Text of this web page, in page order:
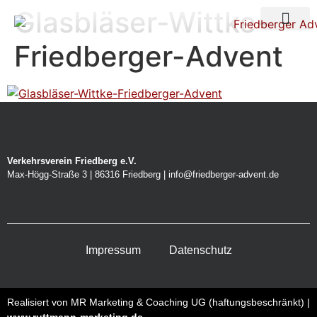
Glasbläser-Wittke-
Friedberger-Advent
Verkehrsverein Friedberg e.V.
Max-Högg-Straße 3 | 86316 Friedberg | info@friedberger-advent.de
Impressum Datenschutz
Realisiert von MR Marketing & Coaching UG (haftungsbeschränkt) |